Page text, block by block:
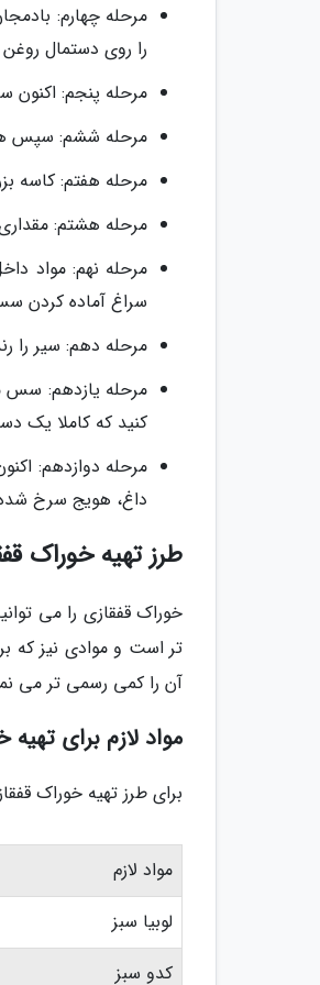
مرحله چهارم:
را روی دستمال
مرحله پنجم: اکنون
مرحله ششم: سپس
مرحله هفتم: کاسه
مرحله هشتم:
مرحله نهم: مواد
سراغ آماده کردن
مرحله دهم: سیر را
مرحله یازدهم: سس
کنید که کاملا یک
مرحله دوازدهم:
داغ، هویج سرخ
طرز تهیه خوراک
خوراک قفقازی را می
تر است و موادی نیز که
آن را کمی رسمی تر می
مواد لازم برای
برای طرز تهیه خوراک
مواد لازم
لوبیا سبز
کدو سبز